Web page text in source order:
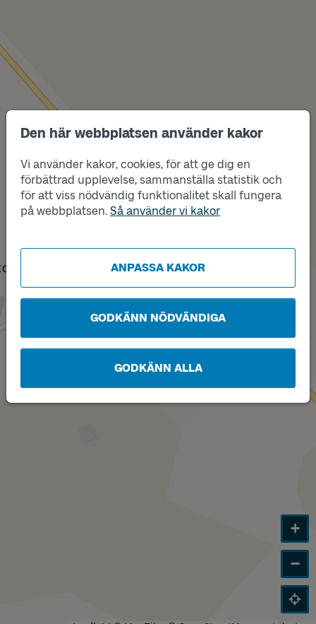
Den här webbplatsen använder kakor
Vi använder kakor, cookies, för att ge dig en
förbättrad upplevelse, sammanställa statistik och
för att viss nödvändig funktionalitet skall fungera
på webbplatsen. Så använder vi kakor
ANPASSA KAKOR
GODKÄNN NÖDVÄNDIGA
GODKÄNN ALLA
Läge
A
Läge
B
+
−